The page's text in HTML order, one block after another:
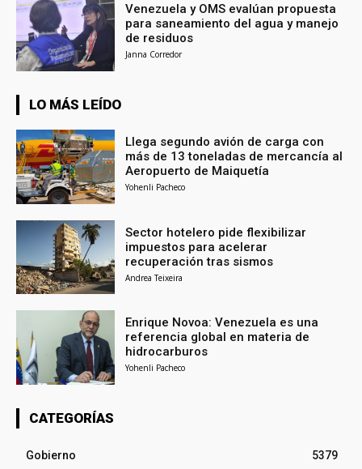
Venezuela y OMS evalúan propuesta
para saneamiento del agua y manejo
de residuos
Janna Corredor
LO MÁS LEÍDO
Llega segundo avión de carga con
más de 13 toneladas de mercancía al
Aeropuerto de Maiquetía
Yohenli Pacheco
Sector hotelero pide flexibilizar
impuestos para acelerar
recuperación tras sismos
Andrea Teixeira
Enrique Novoa: Venezuela es una
referencia global en materia de
hidrocarburos
Yohenli Pacheco
CATEGORÍAS
Gobierno
5379